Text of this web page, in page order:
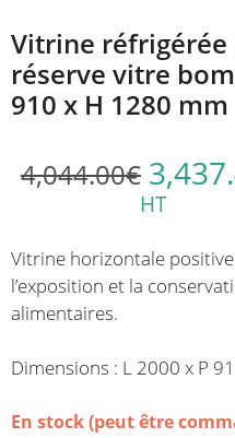
Vitrine réfrigérée
réserve vitre
910 x H 1280 mm
4,044.00€
HT
Vitrine horizontale
l’exposition et la
alimentaires.
Dimensions : L 2000 x P
En stock (peut être